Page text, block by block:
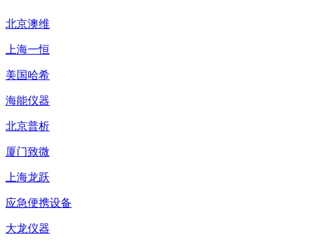
北京澳维
上海一恒
美国哈希
海能仪器
北京普析
厦门致微
上海龙跃
应急便携设备
大龙仪器